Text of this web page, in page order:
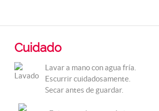
Cuidado
Lavar a mano con agua fría.
Escurrir cuidadosamente.
Secar antes de guardar.